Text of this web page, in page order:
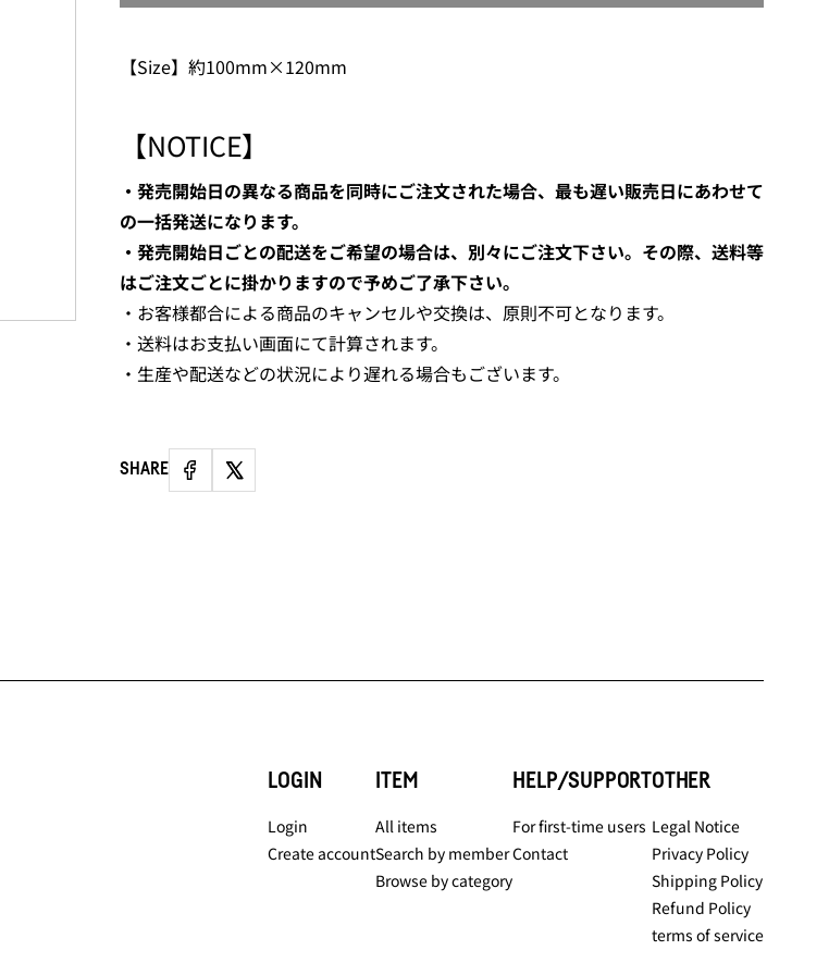
O
.
【Size】約100mm×120mm
【NOTICE】
・発売開始日の異なる商品を同時にご注文された場合、最も遅い販売日にあわせて
の一括発送になります。
・発売開始日ごとの配送をご希望の場合は、別々にご注文下さい。その際、送料等
はご注文ごとに掛かりますので予めご了承下さい。
・お客様都合による商品のキャンセルや交換は、原則不可となります。
・送料はお支払い画面にて計算されます。
・生産や配送などの状況により遅れる場合もございます。
SHARE
LOGIN
Login
Create account
ITEM
All items
Search by member
Browse by category
HELP/SUPPORT
For first-time users
Contact
OTHER
Legal Notice
Privacy Policy
Shipping Policy
Refund Policy
terms of service